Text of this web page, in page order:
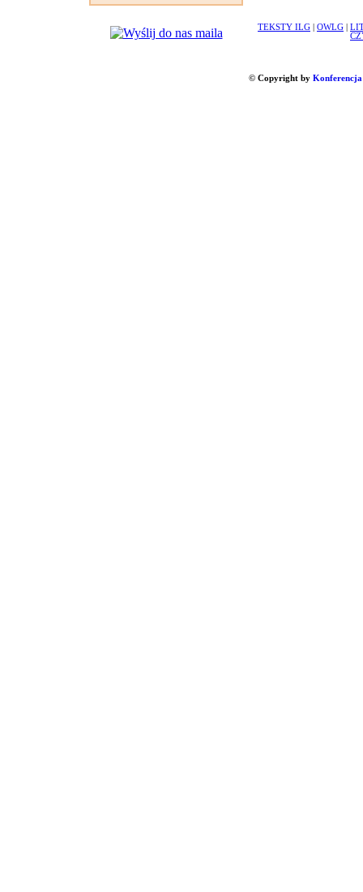
TEKSTY ILG OWLG
© Copyright by Konferencja